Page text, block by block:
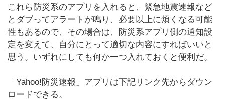
これら防災系のアプリを入れると、緊急地震速報など
とダブってアラートが鳴り、必要以上に煩くなる可能
性もあるので、その場合は、防災系アプリ側の通知設
定を変えて、自分にとって適切な内容にすればいいと
思う。いずれにしても何か一つ入れておくと便利だ。
「Yahoo!防災速報」アプリは下記リンク先からダウン
ロードできる。